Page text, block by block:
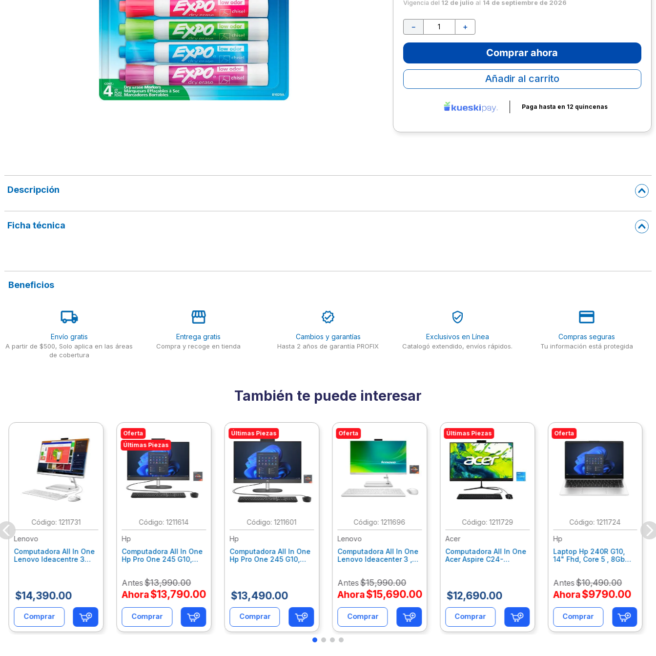
Vigencia del 12 de julioal 14 de septiembre de 2026
＋
－
Comprar ahora
Añadir al carrito
Paga hasta en 12 quincenas
Descripción
Ficha técnica
Beneficios
Envío gratis
A partir de $500, Solo aplica en las áreas
de cobertura
Entrega gratis
Compra y recoge en tienda
Cambios y garantías
Hasta 2 años de garantía PROFIX
Exclusivos en Línea
Catalogó extendido, envíos rápidos.
Compras seguras
Tu información está protegida
También te puede interesar
:1211731
Lenovo
Computadora All In One
Lenovo Ideacentre 3
F0G1014Ald
$14,390.00
Comprar
Oferta
Últimas Piezas
:1211614
Hp
Computadora All In One
Hp Pro One 245 G10,
Fhd, Win11Home
9P7K6La
Antes$13,990.00
Ahora$13,790.00
Comprar
Últimas Piezas
:1211601
Hp
Computadora All In One
Hp Pro One 245 G10,
9P7K5La
$13,490.00
Comprar
Oferta
:1211696
Lenovo
Computadora All In One
Lenovo Ideacenter 3 ,
Fhd, Win11 Home
F0G1014Nld
Antes$15,990.00
Ahora$15,690.00
Comprar
Últimas Piezas
: 1211729
Acer
Computadora All In One
Acer Aspire C24-
Dq.Bmjal.002
$12,690.00
Comprar
Oferta
:1211724
Hp
Laptop Hp 240R G10,
14" Fhd, Core 5 , 8Gb
Antes$10,490.00
Ahora$9790.00
Comprar
10. escritorio